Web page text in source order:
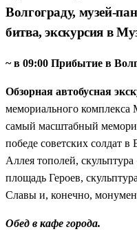
Волгограду, музей-
битва, экскурсия в
~ в 09:00 Прибытие в
Обзорная автобусная
мемориального
самый масштабный
победе советских солдат
Аллея тополей,
площадь Героев,
Славы и, конечно,
Обед в кафе города.